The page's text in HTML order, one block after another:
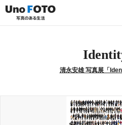
清永安雄 写真展「